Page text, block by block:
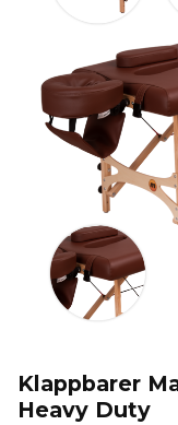
Klappbarer
Heavy Duty